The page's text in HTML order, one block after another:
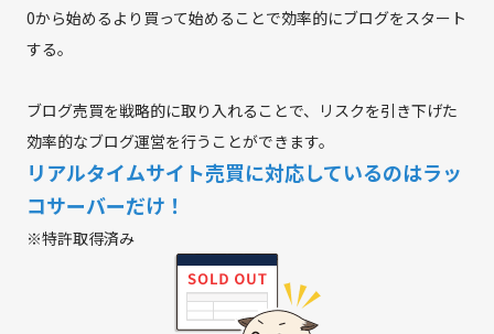
0から始めるより買って始めることで効率的にブログをスタート
する。
ブログ売買を戦略的に取り入れることで、リスクを引き下げた
効率的なブログ運営を行うことができます。
リアルタイムサイト売買に対応しているのはラッ
コサーバーだけ！
※特許取得済み